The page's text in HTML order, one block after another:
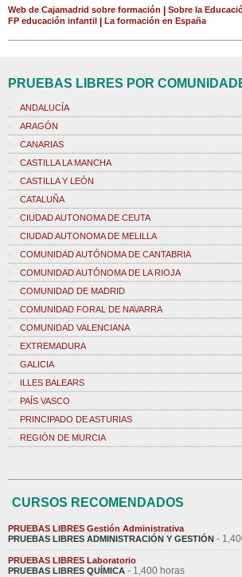
Web de Cajamadrid sobre formación Sobre la
FP educación infantil La formación en España
PRUEBAS LIBRES POR
ANDALUCÍA
ARAGÓN
CANARIAS
CASTILLA LA MANCHA
CASTILLA Y LEÓN
CATALUÑA
CIUDAD AUTONOMA DE CEUTA
CIUDAD AUTONOMA DE MELILLA
COMUNIDAD AUTÓNOMA DE CANTABRIA
COMUNIDAD AUTÓNOMA DE LA RIOJA
COMUNIDAD DE MADRID
COMUNIDAD FORAL DE NAVARRA
COMUNIDAD VALENCIANA
EXTREMADURA
GALICIA
ILLES BALEARS
PAÍS VASCO
PRINCIPADO DE ASTURIAS
REGIÓN DE MURCIA
CURSOS RECOMENDADOS
PRUEBAS LIBRES Gestión Administrativa
PRUEBAS LIBRES ADMINISTRACIÓN Y GESTIÓN -
PRUEBAS LIBRES Laboratorio
PRUEBAS LIBRES QUÍMICA - 1,400 horas